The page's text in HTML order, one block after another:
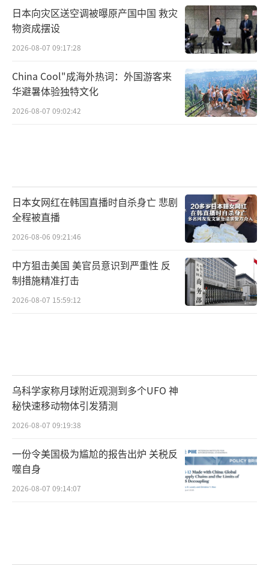
国防部明确警告赖清德，“以武拒统”是
自取灭亡，其行为只会加速台独势力的清零和
法律制裁的到来。台湾未来的制度和生活方式
在统一后将得到充分尊重，但历史正义不会因
个人叫嚣而改变，赖清德的反对最终只会成为
历史的警示。
定，而非为“台独”冒险而动武。这一国际环
境进一步印证了赖清德的孤立无援，所谓依靠
外部势力阻止统一的幻想终将破灭。
可以说，赖清德的叫嚣和“强化国防”行
动，不仅无法阻挡历史大势，还会成为他未来
接受审判的罪证。目前的形势是，岛内民意、
律的最严厉审判，因为历史早已给出答案，任
何妄图阻挡统一的行为，都只会被历史大潮所
碾压，同时也必将接受正义与法律和人民的审
判。（责任编辑：张佳鑫）
日本向灾区送空调被曝原产国中国 救灾
物资成摆设
2026-08-07 09:17:28
China Cool"成海外热词：外国游客来
华避暑体验独特文化
2026-08-07 09:02:42
日本女网红在韩国直播时自杀身亡 悲剧
全程被直播
2026-08-06 09:21:46
中方狙击美国 美官员意识到严重性 反
制措施精准打击
2026-08-07 15:59:12
乌科学家称月球附近观测到多个UFO 神
秘快速移动物体引发猜测
2026-08-07 09:19:38
一份令美国极为尴尬的报告出炉 关税反
噬自身
2026-08-07 09:14:07